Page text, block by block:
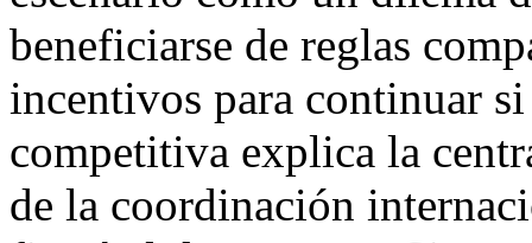
beneficiarse de reglas
incentivos para continuar
competitiva explica la
de la coordinación